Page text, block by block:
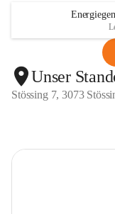
Unser
Stössing 7, 3073